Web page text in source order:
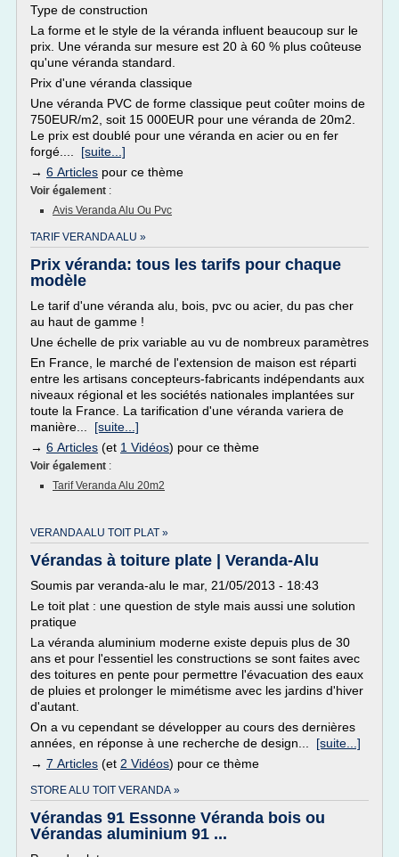
Type de construction
La forme et le style de la véranda influent beaucoup sur le
prix. Une véranda sur mesure est 20 à 60 % plus coûteuse
qu'une véranda standard.
Prix d'une véranda classique
Une véranda PVC de forme classique peut coûter moins de
750EUR/m2, soit 15 000EUR pour une véranda de 20m2.
Le prix est doublé pour une véranda en acier ou en fer
forgé.... [suite...]
→ 6 Articles pour ce thème
Voir également :
Avis Veranda Alu Ou Pvc
TARIF VERANDA ALU »
Prix véranda: tous les tarifs pour chaque
modèle
Le tarif d'une véranda alu, bois, pvc ou acier, du pas cher
au haut de gamme !
Une échelle de prix variable au vu de nombreux paramètres
En France, le marché de l'extension de maison est réparti
entre les artisans concepteurs-fabricants indépendants aux
niveaux régional et les sociétés nationales implantées sur
toute la France. La tarification d'une véranda variera de
manière... [suite...]
→ 6 Articles (et 1 Vidéos) pour ce thème
Voir également :
Tarif Veranda Alu 20m2
VERANDA ALU TOIT PLAT »
Vérandas à toiture plate | Veranda-Alu
Soumis par veranda-alu le mar, 21/05/2013 - 18:43
Le toit plat : une question de style mais aussi une solution
pratique
La véranda aluminium moderne existe depuis plus de 30
ans et pour l'essentiel les constructions se sont faites avec
des toitures en pente pour permettre l'évacuation des eaux
de pluies et prolonger le mimétisme avec les jardins d'hiver
d'autant.
On a vu cependant se développer au cours des dernières
années, en réponse à une recherche de design... [suite...]
→ 7 Articles (et 2 Vidéos) pour ce thème
STORE ALU TOIT VERANDA »
Vérandas 91 Essonne Véranda bois ou
Vérandas aluminium 91 ...